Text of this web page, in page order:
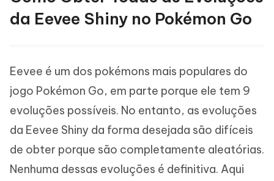
da Eevee Shiny no Pokémon Go
Eevee é um dos pokémons mais populares do
jogo Pokémon Go, em parte porque ele tem 9
evoluções possíveis. No entanto, as evoluções
da Eevee Shiny da forma desejada são difíceis
de obter porque são completamente aleatórias.
Nenhuma dessas evoluções é definitiva. Aqui